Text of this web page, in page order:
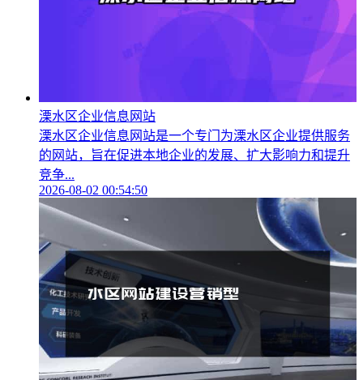
溧水区企业信息网站
溧水区企业信息网站是一个专门为溧水区企业提供服务
的网站，旨在促进本地企业的发展、扩大影响力和提升
竞争...
2026-08-02 00:54:50